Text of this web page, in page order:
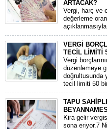
ARTACAK?
Vergi, harç ve
değerleme
VERGİ
TECİL LİMİTİ
Vergi
düzenlemeye
doğrultusunda
tecil limiti 50
TAPU
Kira gelir
sona eriyor.7